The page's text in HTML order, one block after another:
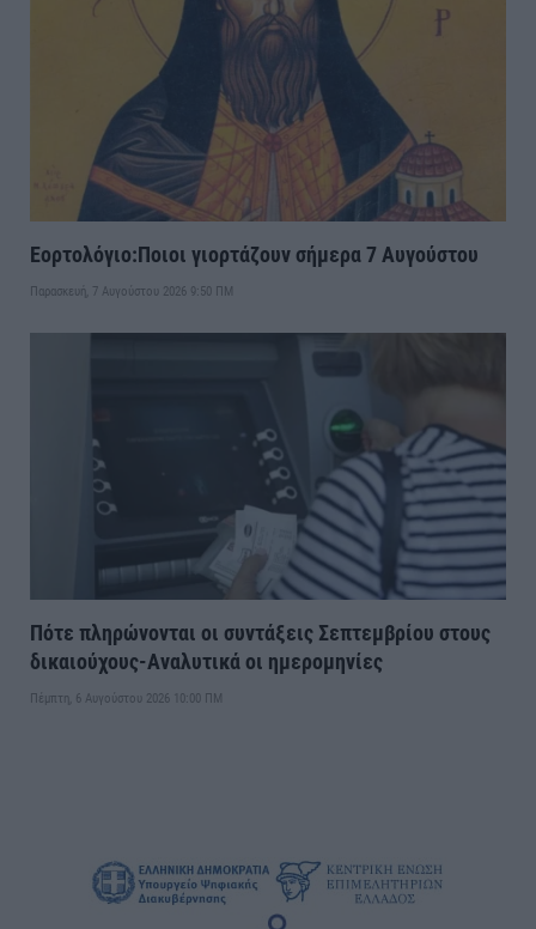
Εορτολόγιο:Ποιοι γιορτάζουν σήμερα 7 Αυγούστου
Παρασκευή, 7 Αυγούστου 2026 9:50 ΠΜ
Πότε πληρώνονται οι συντάξεις Σεπτεμβρίου στους
δικαιούχους-Αναλυτικά οι ημερομηνίες
Πέμπτη, 6 Αυγούστου 2026 10:00 ΠΜ